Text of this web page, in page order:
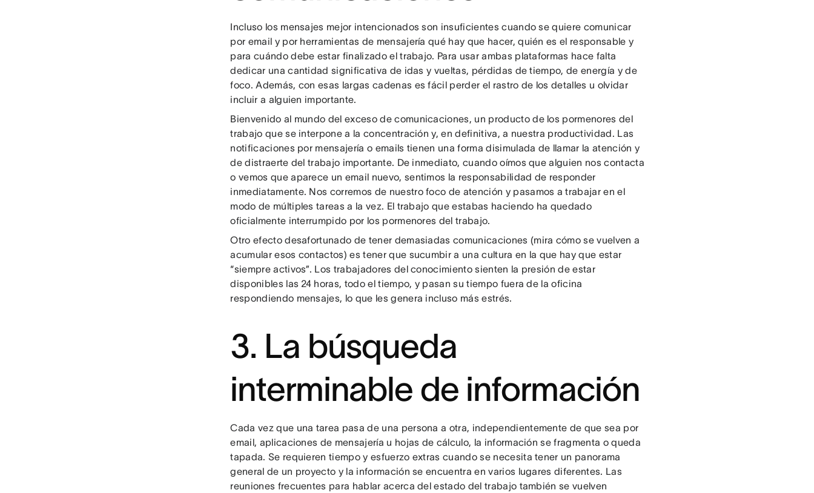
Incluso los mensajes mejor intencionados son insuficientes cuando se quiere comunicar
por email y por herramientas de mensajería qué hay que hacer, quién es el responsable y
para cuándo debe estar finalizado el trabajo. Para usar ambas plataformas hace falta
dedicar una cantidad significativa de idas y vueltas, pérdidas de tiempo, de energía y de
foco. Además, con esas largas cadenas es fácil perder el rastro de los detalles u olvidar
incluir a alguien importante.
Bienvenido al mundo del exceso de comunicaciones, un producto de los pormenores del
trabajo que se interpone a la concentración y, en definitiva, a nuestra productividad. Las
notificaciones por mensajería o emails tienen una forma disimulada de llamar la atención y
de distraerte del trabajo importante. De inmediato, cuando oímos que alguien nos contacta
o vemos que aparece un email nuevo, sentimos la responsabilidad de responder
inmediatamente. Nos corremos de nuestro foco de atención y pasamos a trabajar en el
modo de múltiples tareas a la vez. El trabajo que estabas haciendo ha quedado
oficialmente interrumpido por los pormenores del trabajo.
Otro efecto desafortunado de tener demasiadas comunicaciones (mira cómo se vuelven a
acumular esos contactos) es tener que sucumbir a una cultura en la que hay que estar
“siempre activos”. Los trabajadores del conocimiento sienten la presión de estar
disponibles las 24 horas, todo el tiempo, y pasan su tiempo fuera de la oficina
respondiendo mensajes, lo que les genera incluso más estrés.
3. La búsqueda
interminable de información
Cada vez que una tarea pasa de una persona a otra, independientemente de que sea por
email, aplicaciones de mensajería u hojas de cálculo, la información se fragmenta o queda
tapada. Se requieren tiempo y esfuerzo extras cuando se necesita tener un panorama
general de un proyecto y la información se encuentra en varios lugares diferentes. Las
reuniones frecuentes para hablar acerca del estado del trabajo también se vuelven